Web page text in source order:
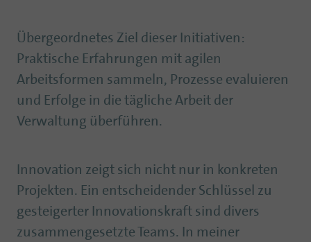
Übergeordnetes Ziel dieser Initiativen:
Praktische Erfahrungen mit agilen
Arbeitsformen sammeln, Prozesse evaluieren
und Erfolge in die tägliche Arbeit der
Verwaltung überführen.
Innovation zeigt sich nicht nur in konkreten
Projekten. Ein entscheidender Schlüssel zu
gesteigerter Innovationskraft sind divers
zusammengesetzte Teams. In meiner